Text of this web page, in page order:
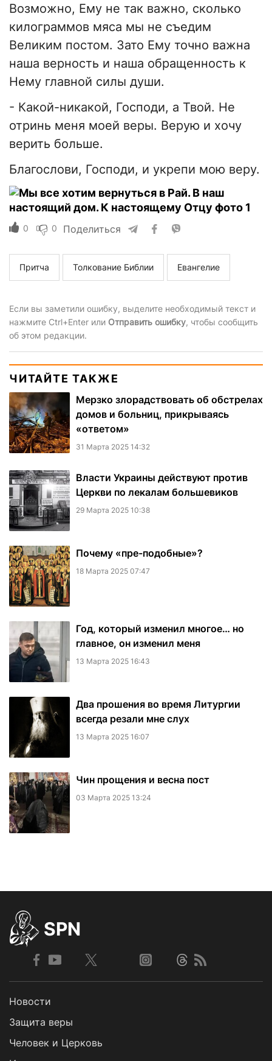
Возможно, Ему не так важно, сколько
килограммов мяса мы не съедим
Великим постом. Зато Ему точно важна
наша верность и наша обращенность к
Нему главной силы души.
- Какой-никакой, Господи, а Твой. Не
отринь меня моей веры. Верую и хочу
верить больше.
Благослови, Господи, и укрепи мою веру.
0 0 Поделиться
Притча Толкование Библии Евангелие
Если вы заметили ошибку, выделите необходимый текст и
нажмите Ctrl+Enter или Отправить ошибку, чтобы сообщить
об этом редакции.
ЧИТАЙТЕ ТАКЖЕ
Мерзко злорадствовать об обстрелах
домов и больниц, прикрываясь
«ответом»
31 Марта 2025 14:32
Власти Украины действуют против
Церкви по лекалам большевиков
29 Марта 2025 10:38
Почему «пре-подобные»?
18 Марта 2025 07:47
Год, который изменил многое… но
главное, он изменил меня
13 Марта 2025 16:43
Два прошения во время Литургии
всегда резали мне слух
13 Марта 2025 16:07
Чин прощения и весна пост
03 Марта 2025 13:24
SPN
Новости
Защита веры
Человек и Церковь